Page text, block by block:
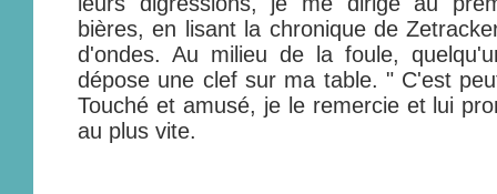
bières, en lisant la chronique de
d'ondes. Au milieu de la foule,
dépose une clef sur ma table. " C'est
Touché et amusé, je le remercie et lui
au plus vite.